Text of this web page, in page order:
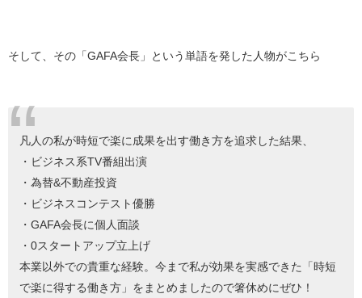
そして、その「GAFA会長」という単語を発した人物がこちら
凡人の私が時短で楽に成果を出す働き方を追求した結果、
・ビジネス系TV番組出演
・為替&不動産投資
・ビジネスコンテスト優勝
・GAFA会長に個人面談
・0スタートアップ立上げ
本業以外での貴重な経験。今まで私が効果を実感できた「時短
で楽に得する働き方」をまとめましたので箸休めにぜひ！